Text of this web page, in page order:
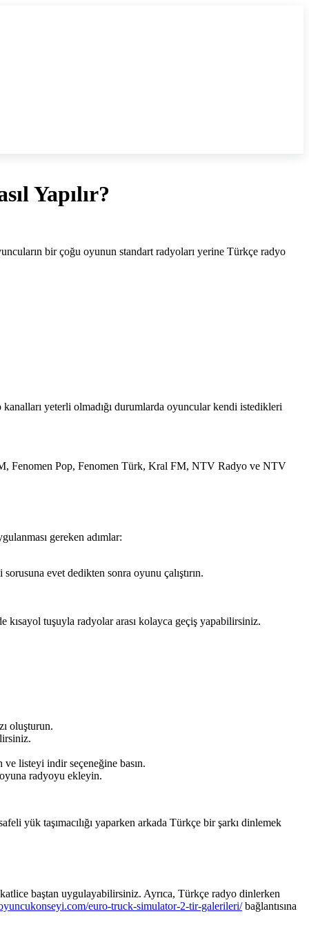
Yapılır?
bir çoğu oyunun standart radyoları yerine Türkçe radyo
yeterli olmadığı durumlarda oyuncular kendi istedikleri
Fenomen Pop, Fenomen Türk, Kral FM, NTV Radyo ve NTV
gereken adımlar:
evet dedikten sonra oyunu çalıştırın.
kısayol tuşuyla radyolar arası kolayca geçiş yapabilirsiniz.
oluşturun.
ve listeyi indir seçeneğine basın.
radyoyu ekleyin.
yük taşımacılığı yaparken arkada Türkçe bir şarkı dinlemek
baştan uygulayabilirsiniz. Ayrıca, Türkçe radyo dinlerken
euro-truck-simulator-2-tir-galerileri/bağlantısına